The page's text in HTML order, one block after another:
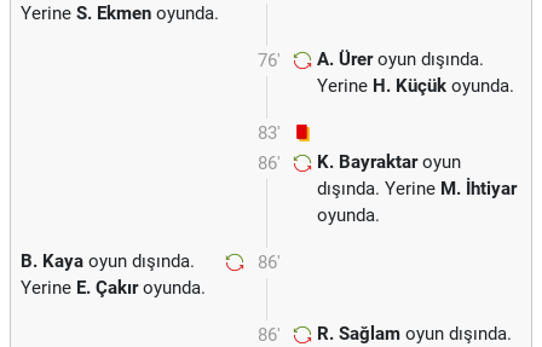
Yerine S. Ekmen oyunda.
76' A. Üreroyun dışında.
Yerine H. Küçük oyunda.
83'
86'
K. Bayraktaroyun
dışında. Yerine M. İhtiyar
oyunda.
86'
B. Kaya oyun dışında.
Yerine E. Çakıroyunda.
86' R. Sağlam oyun dışında.